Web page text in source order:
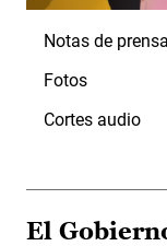
Notas de prensa
Fotos
Cortes audio
El